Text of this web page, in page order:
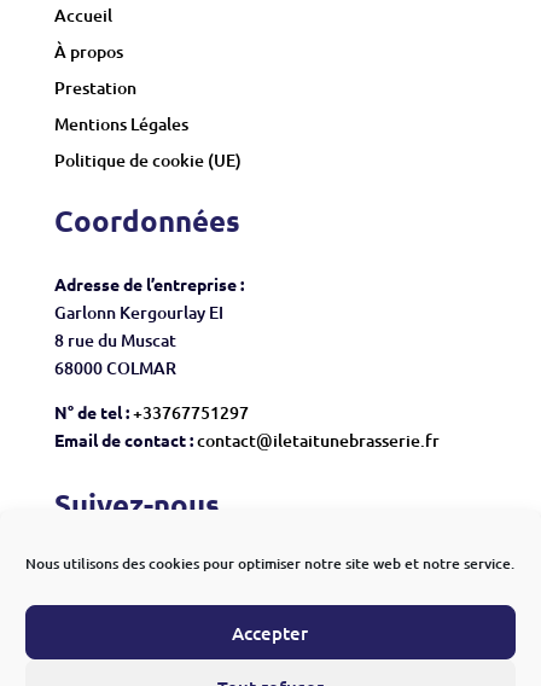
Nous utilisons des cookies pour optimiser notre site web et notre service.
Accepter
Accueil
À propos
Prestation
Mentions Légales
Politique de cookie (UE)
Coordonnées
Adresse de l’entreprise :
Garlonn Kergourlay EI
8 rue du Muscat
68000 COLMAR
N° de tel :+33767751297
Email de contact :contact@iletaitunebrasserie.fr
Suivez-nous